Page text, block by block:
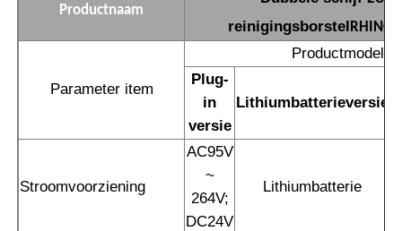
Productnaam
reinigingsborstel
Parameter item
Productmodel
Plug-
in
versie
Lithiumbatterieversie
Stroomvoorziening
AC95V
~
264V;
DC24V
Lithiumbatterie